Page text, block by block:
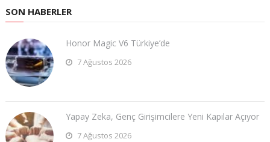
SON HABERLER
Honor Magic V6 Türkiye’de
7 Ağustos 2026
Yapay Zeka, Genç Girişimcilere Yeni Kapılar Açıyor
7 Ağustos 2026